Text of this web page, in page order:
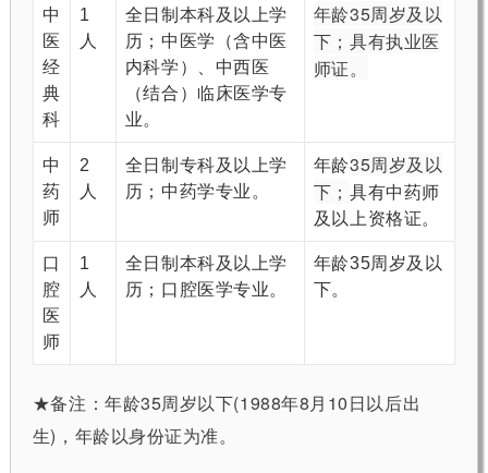
中
医
经
典
科
1
人
全日制本科及以上学
历；中医学（含中医
内科学）、中西医
（结合）临床医学专
业。
年龄35周岁及以
下；具有执业医
师证。
中
药
师
2
人
全日制专科及以上学
历；中药学专业。
年龄35周岁及以
下；具有中药师
及以上资格证。
口
腔
医
师
1
人
全日制本科及以上学
历；口腔医学专业。
年龄35周岁及以
下。
★备注：年龄35周岁以下(1988年8月10日以后出
生)，年龄以身份证为准。